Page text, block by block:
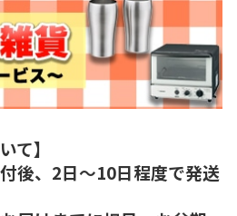
て】
後、2日～10日程度で発送